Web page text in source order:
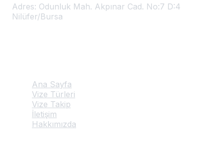
Adres: Odunluk Mah. Akpınar Cad. No:7 D:4
Nilüfer/Bursa
Ana Sayfa
Vize Türleri
Vize Takip
İletişim
Hakkımızda